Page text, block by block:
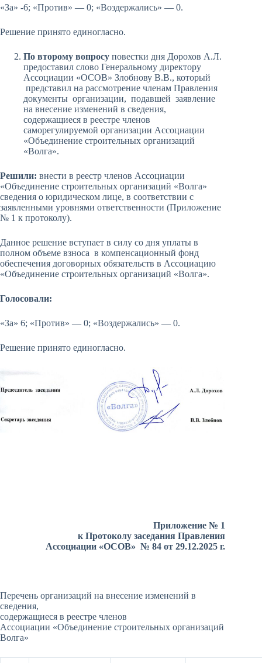
«За» -6; «Против» — 0; «Воздержались» — 0.
Решение принято единогласно.
По второму вопросу повестки дня Дорохов А.Л.
предоставил слово Генеральному директору
Ассоциации «ОСОВ» Злобнову В.В., который
представил на рассмотрение членам Правления
документы организации, подавшей заявление
на внесение изменений в сведения,
содержащиеся в реестре членов
саморегулируемой организации Ассоциации
«Объединение строительных организаций
«Волга».
Решили: внести в реестр членов Ассоциации
«Объединение строительных организаций «Волга»
сведения о юридическом лице, в соответствии с
заявленными уровнями ответственности (Приложение
№ 1 к протоколу).
Данное решение вступает в силу со дня уплаты в
полном объеме взноса в компенсационный фонд
обеспечения договорных обязательств в Ассоциацию
«Объединение строительных организаций «Волга».
Голосовали:
«За» 6; «Против» — 0; «Воздержались» — 0.
Решение принято единогласно.
Приложение № 1
к Протоколу заседания Правления
Ассоциации «ОСОВ» № 84 от 29.12.2025 г.
Перечень организаций на внесение изменений в
сведения,
содержащиеся в реестре членов
Ассоциации «Объединение строительных организаций
Волга»